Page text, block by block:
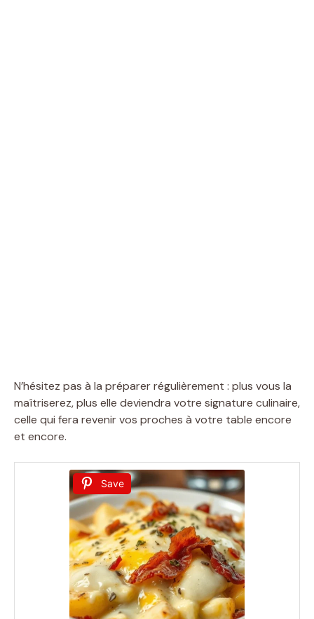
N’hésitez pas à la préparer régulièrement : plus vous la
maîtriserez, plus elle deviendra votre signature culinaire,
celle qui fera revenir vos proches à votre table encore
et encore.
Save